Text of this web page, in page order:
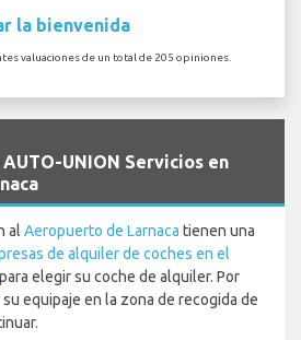
la bienvenida
valuaciones de un total de 205 opiniones.
UNION Servicios en
al Aeropuerto de Larnaca tienen una
de alquiler de coches en el
para elegir su coche de alquiler. Por
equipaje en la zona de recogida de